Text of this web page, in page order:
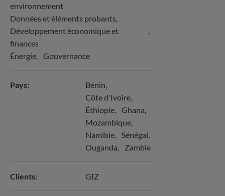
environnement
Données et éléments probants
Développement économique et
finances
Énergie
Gouvernance
Pays
Bénin
Côte d'Ivoire
Éthiopie
Ghana
Mozambique
Namibie
Sénégal
Ouganda
Zambie
Clients GIZ